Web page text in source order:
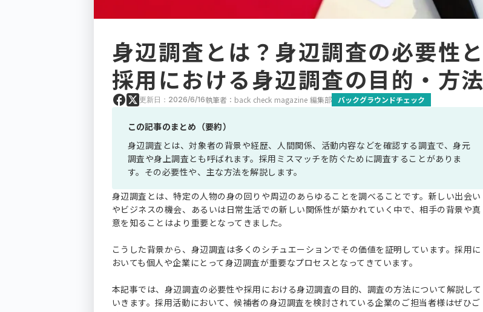
身辺調査とは？身辺調査の必要性と
採用における身辺調査の目的・方法
更新日：2026/6/16執筆者：back check magazine 編集部 バックグラウンドチェック
この記事のまとめ（要約）
身辺調査とは、対象者の背景や経歴、人間関係、活動内容などを確認する調査で、身元
調査や身上調査とも呼ばれます。採用ミスマッチを防ぐために調査することがありま
す。その必要性や、主な方法を解説します。
身辺調査とは、特定の人物の身の回りや周辺のあらゆることを調べることです。新しい出会い
やビジネスの機会、あるいは日常生活での新しい関係性が築かれていく中で、相手の背景や真
意を知ることはより重要となってきました。
こうした背景から、身辺調査は多くのシチュエーションでその価値を証明しています。採用に
おいても個人や企業にとって身辺調査が重要なプロセスとなってきています。
本記事では、身辺調査の必要性や採用における身辺調査の目的、調査の方法について解説して
いきます。採用活動において、候補者の身辺調査を検討されている企業のご担当者様はぜひご